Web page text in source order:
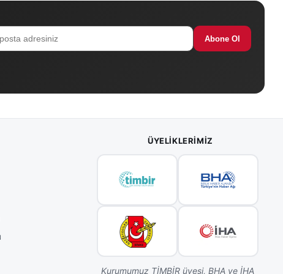
Abone Ol
ÜYELIKLERIMIZ
Kurumumuz TİMBİR üyesi, BHA ve İHA